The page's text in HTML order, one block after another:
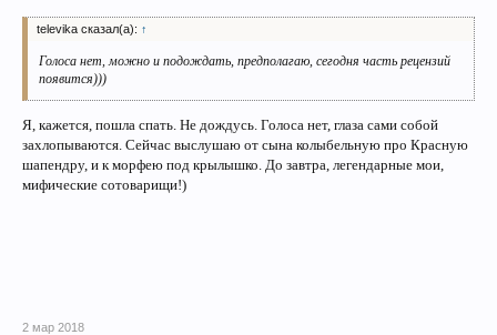
televika сказал(а): ↑
Голоса нет, можно и подождать, предполагаю, сегодня часть рецензий
появится)))
Я, кажется, пошла спать. Не дождусь. Голоса нет, глаза сами собой
захлопываются. Сейчас выслушаю от сына колыбельную про Красную
шапендру, и к морфею под крылышко. До завтра, легендарные мои,
мифические сотоварищи!)
2 мар 2018